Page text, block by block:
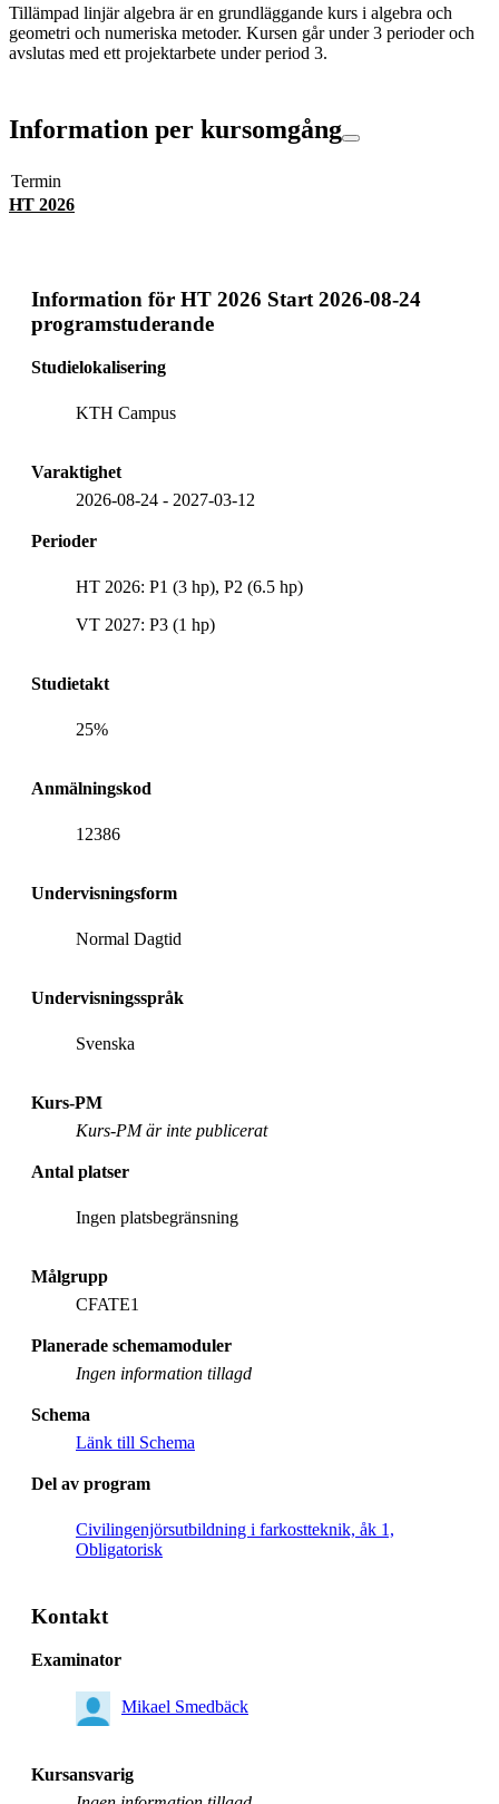
Tillämpad linjär algebra är en grundläggande kurs i algebra och
geometri och numeriska metoder. Kursen går under 3 perioder och
avslutas med ett projektarbete under period 3.
Information per kursomgång
Termin
HT 2026
Information för HT 2026 Start 2026-08-24
programstuderande
Studielokalisering
KTH Campus
Varaktighet
2026-08-24 - 2027-03-12
Perioder
HT 2026: P1 (3 hp), P2 (6.5 hp)
VT 2027: P3 (1 hp)
Studietakt
25%
Anmälningskod
12386
Undervisningsform
Normal Dagtid
Undervisningsspråk
Svenska
Kurs-PM
Kurs-PM är inte publicerat
Antal platser
Ingen platsbegränsning
Målgrupp
CFATE1
Planerade schemamoduler
Ingen information tillagd
Schema
Länk till Schema
Del av program
Civilingenjörsutbildning i farkostteknik, åk 1,
Obligatorisk
Kontakt
Examinator
Mikael Smedbäck
Kursansvarig